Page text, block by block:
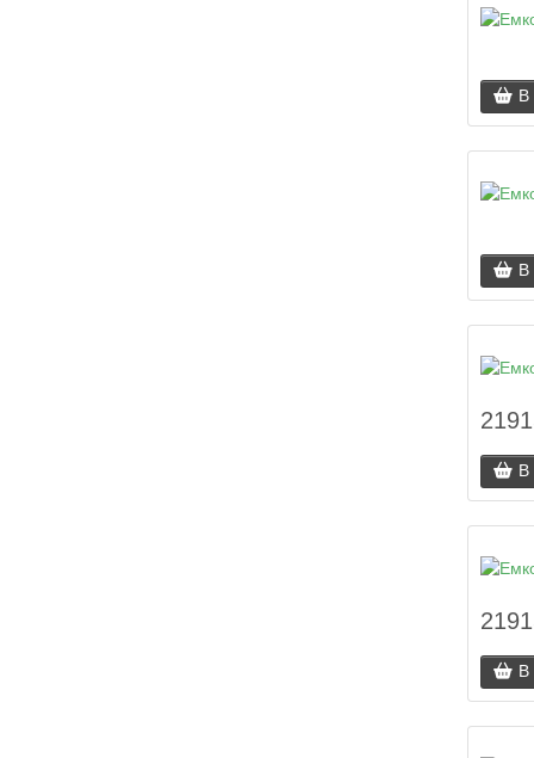
В
В
В
В